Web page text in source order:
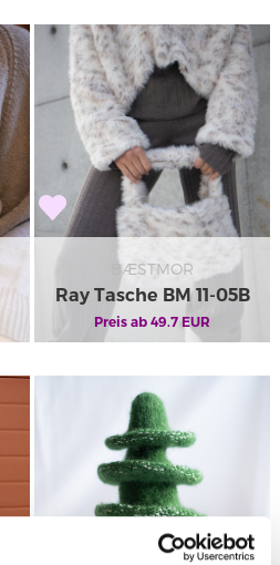
BÆSTMOR
Ray Tasche BM 11-05B
Preis ab 49.7 EUR